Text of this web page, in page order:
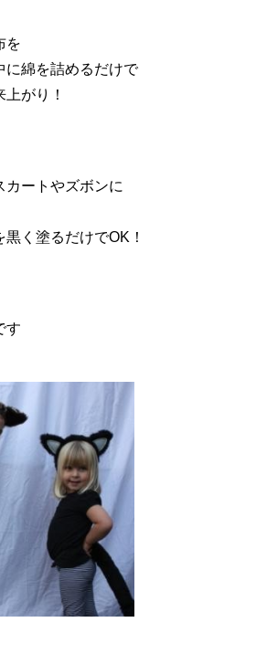
を
に綿を詰めるだけで
がり！
カートやズボンに
く塗るだけでOK！
す